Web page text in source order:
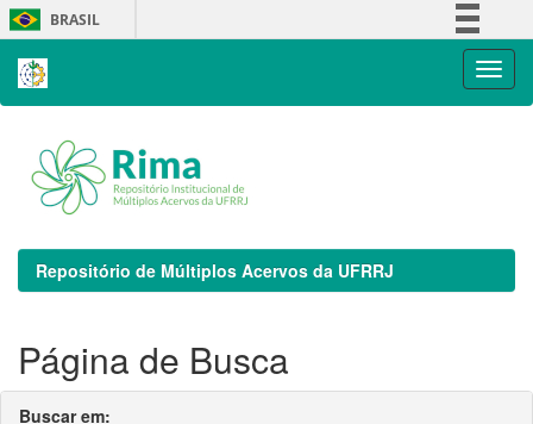
Skip
navigation
BRASIL
Repositório de Múltiplos Acervos da UFRRJ
Página de Busca
Buscar em: